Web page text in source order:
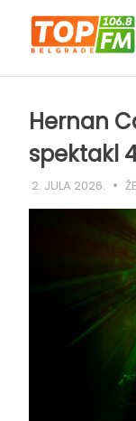
content
Hernan
spektakl
2. JULA 2026.